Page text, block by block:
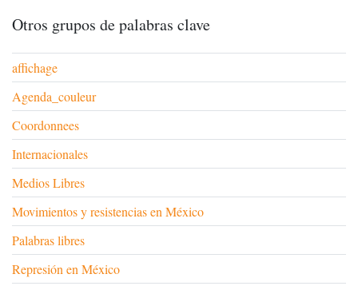
Otros grupos de palabras clave
affichage
Agenda_couleur
Coordonnees
Internacionales
Medios Libres
Movimientos y resistencias en México
Palabras libres
Represión en México